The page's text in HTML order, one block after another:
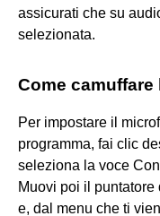
assicurati che su
selezionata.
Come
Per impostare il
programma, fai clic
seleziona la voce
Muovi poi il
e, dal menu che ti